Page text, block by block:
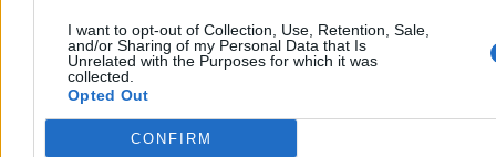
I want to opt-out of Collection, Use, Retention, Sale,
and/or Sharing of my Personal Data that Is
Unrelated with the Purposes for which it was
collected.
Opted Out
CONFIRM
Śmierć Polaka po interwencji niemieckiej policji.